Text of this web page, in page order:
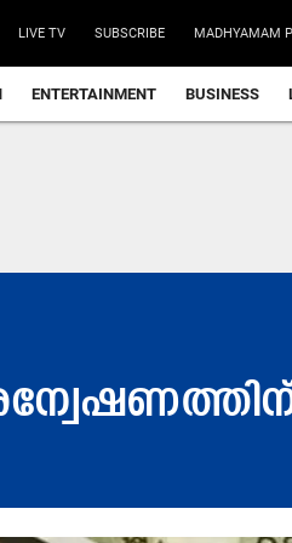
LIVE TV SUBSCRIBE MADHYAMAM
ENTERTAINMENT BUSINESS